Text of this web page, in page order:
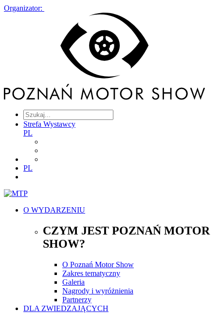
Organizator:
Strefa Wystawcy
PL
PL
O WYDARZENIU
CZYM JEST POZNAŃ MOTOR
SHOW?
O Poznań Motor Show
Zakres tematyczny
Galeria
Nagrody i wyróżnienia
Partnerzy
DLA ZWIEDZAJĄCYCH